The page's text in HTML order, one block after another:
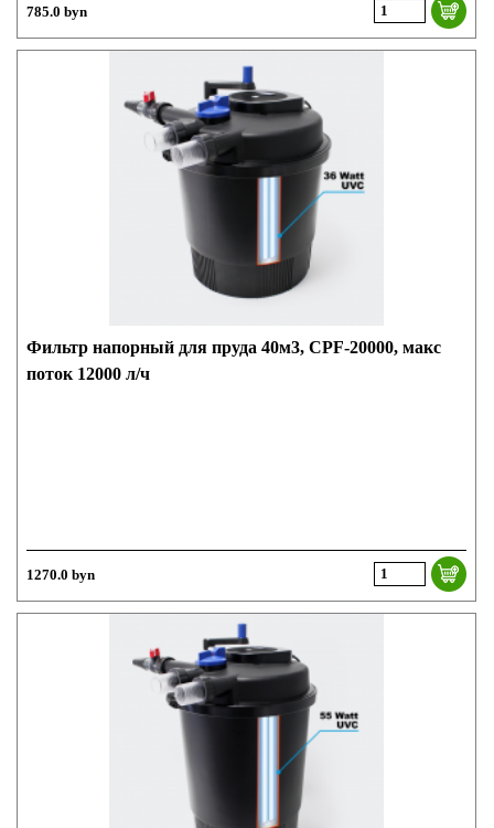
785.0 byn
Фильтр напорный для пруда 40м3, CPF-20000, макс
поток 12000 л/ч
1270.0 byn